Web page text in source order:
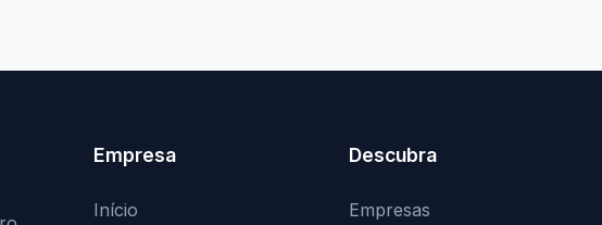
Empresa
Início
Descubra
Empresas